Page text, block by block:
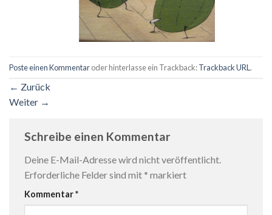
Poste einen Kommentaroder hinterlasse ein Trackback:Trackback URL .
← Zurück
Weiter →
Schreibe einen Kommentar
Deine E-Mail-Adresse wird nicht veröffentlicht.
Erforderliche Felder sind mit * markiert
Kommentar*